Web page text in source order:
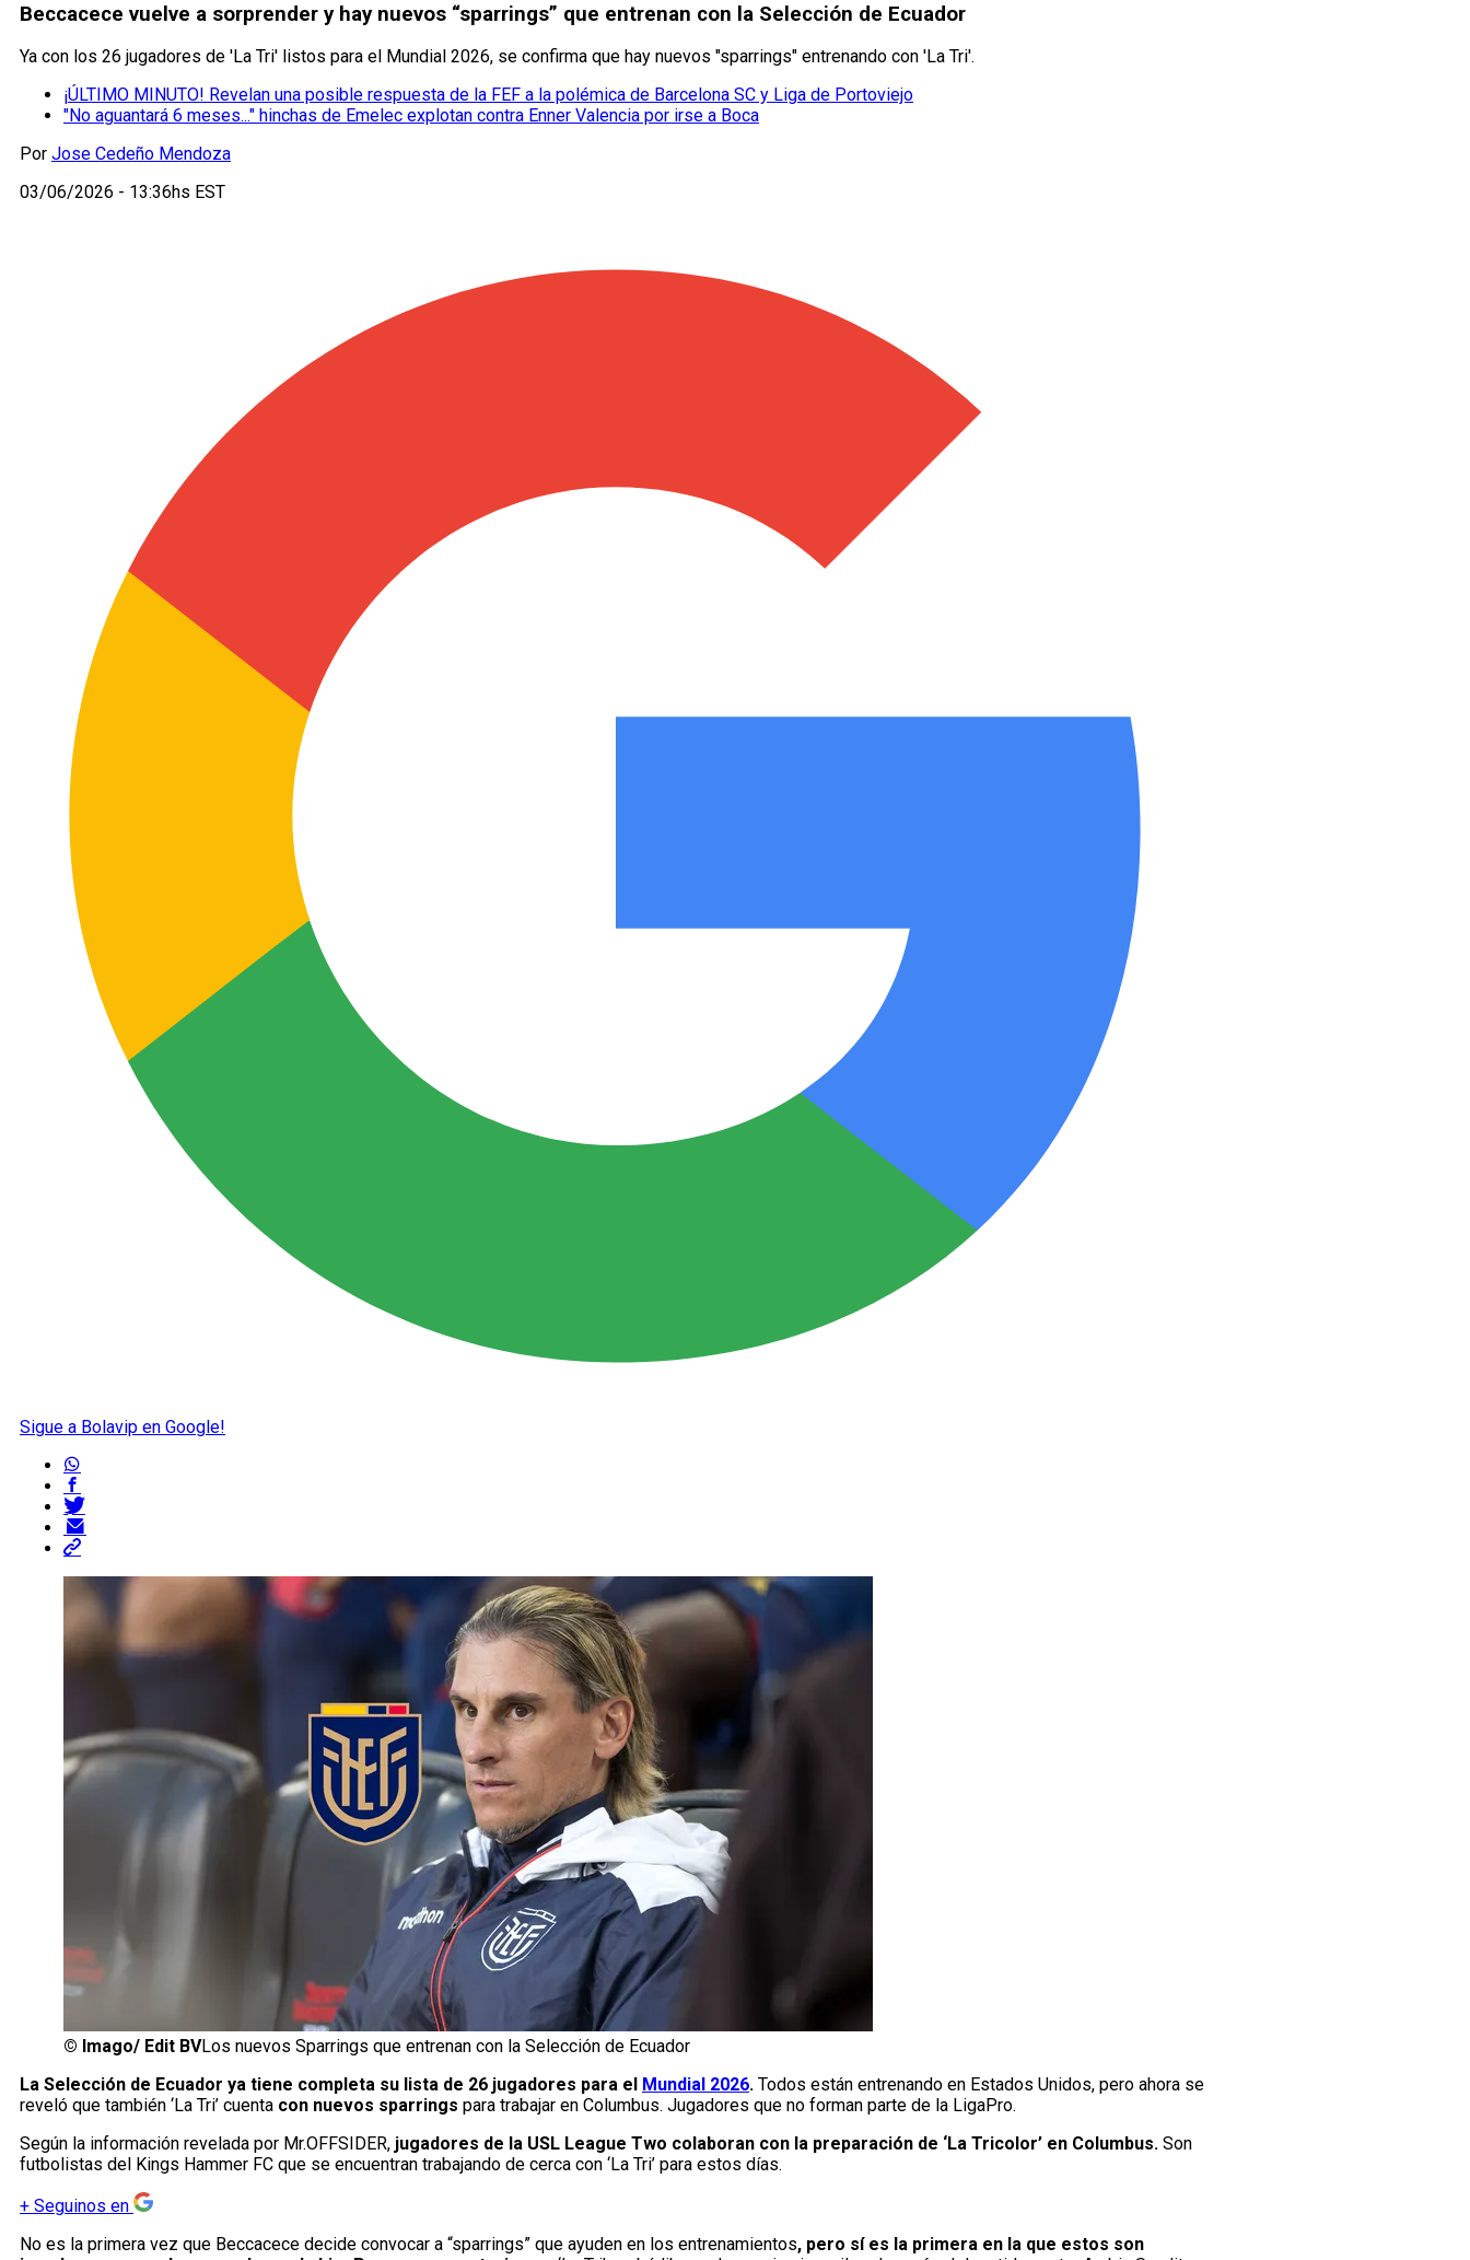
Beccacece vuelve a sorprender y hay nuevos “sparrings” que entrenan con la Selección de Ecuador
Ya con los 26 jugadores de 'La Tri' listos para el Mundial 2026, se confirma que hay nuevos "sparrings" entrenando con 'La Tri'.
¡ÚLTIMO MINUTO! Revelan una posible respuesta de la FEF a la polémica de Barcelona SC y Liga de Portoviejo
"No aguantará 6 meses..." hinchas de Emelec explotan contra Enner Valencia por irse a Boca
Por Jose Cedeño Mendoza
03/06/2026 - 13:36hs EST
Sigue a Bolavip en Google!
© Imago/ Edit BVLos nuevos Sparrings que entrenan con la Selección de Ecuador
La Selección de Ecuador ya tiene completa su lista de 26 jugadores para el
Mundial 2026. Todos están entrenando en Estados Unidos, pero ahora se
reveló que también ‘La Tri’ cuenta con nuevos sparrings para trabajar en Columbus. Jugadores que no forman parte de la LigaPro.
Según la información revelada por Mr.OFFSIDER, jugadores de la USL League Two colaboran con la preparación de ‘La Tricolor’ en Columbus. Son
futbolistas del Kings Hammer FC que se encuentran trabajando de cerca con ‘La Tri’ para estos días.
+ Seguinos en
No es la primera vez que Beccacece decide convocar a “sparrings” que ayuden en los entrenamientos, pero sí es la primera en la que estos son